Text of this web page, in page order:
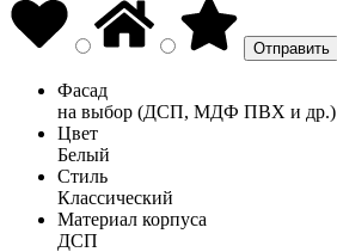
Фасад
на выбор (ДСП, МДФ ПВХ и др.)
Цвет
Белый
Стиль
Классический
Материал корпуса
ДСП